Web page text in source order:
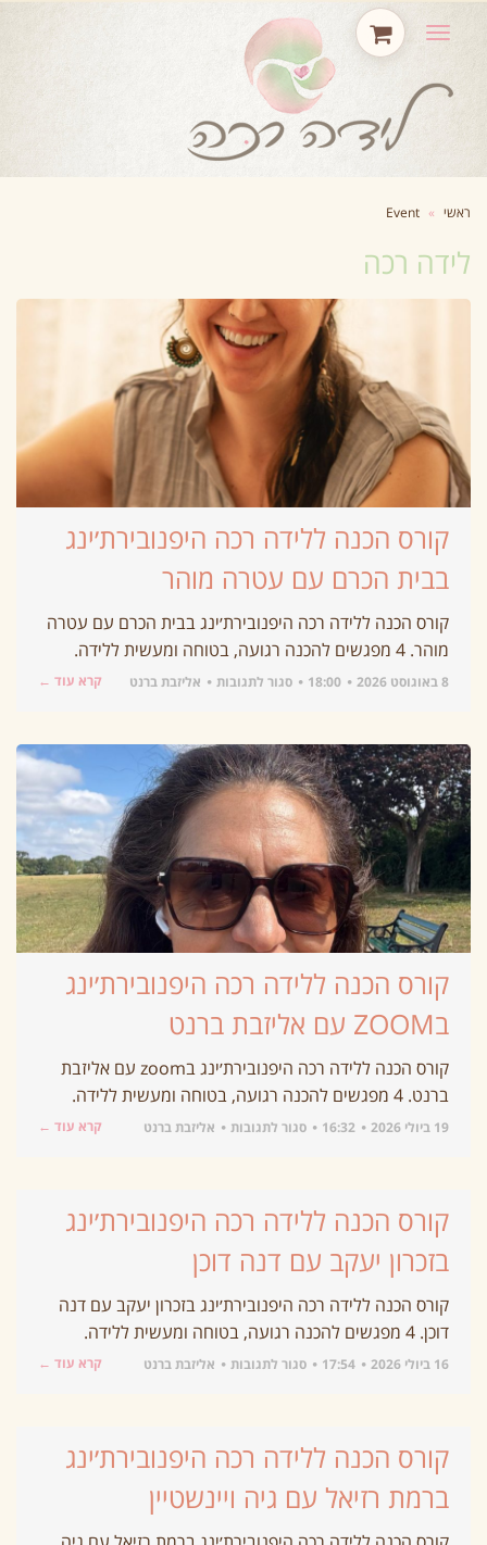
תפריט
ראשי »
Event
לידה רכה
קורס הכנה ללידה רכה היפנובירת׳ינג
בבית הכרם עם עטרה מוהר
קורס הכנה ללידה רכה היפנובירת׳ינג בבית הכרם עם עטרה
מוהר. 4 מפגשים להכנה רגועה, בטוחה ומעשית ללידה.
8 באוגוסט 2026 18:00 סגור לתגובות אליזבת ברנט קרא עוד ←
קורס הכנה ללידה רכה היפנובירת׳ינג
בZOOM עם אליזבת ברנט
קורס הכנה ללידה רכה היפנובירת׳ינג בzoom עם אליזבת
ברנט. 4 מפגשים להכנה רגועה, בטוחה ומעשית ללידה.
19 ביולי 2026 16:32 סגור לתגובות אליזבת ברנט קרא עוד ←
קורס הכנה ללידה רכה היפנובירת׳ינג
בזכרון יעקב עם דנה דוכן
קורס הכנה ללידה רכה היפנובירת׳ינג בזכרון יעקב עם דנה
דוכן. 4 מפגשים להכנה רגועה, בטוחה ומעשית ללידה.
16 ביולי 2026 17:54 סגור לתגובות אליזבת ברנט קרא עוד ←
קורס הכנה ללידה רכה היפנובירת׳ינג
ברמת רזיאל עם גיה ויינשטיין